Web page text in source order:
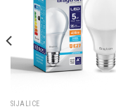
SIJALICE